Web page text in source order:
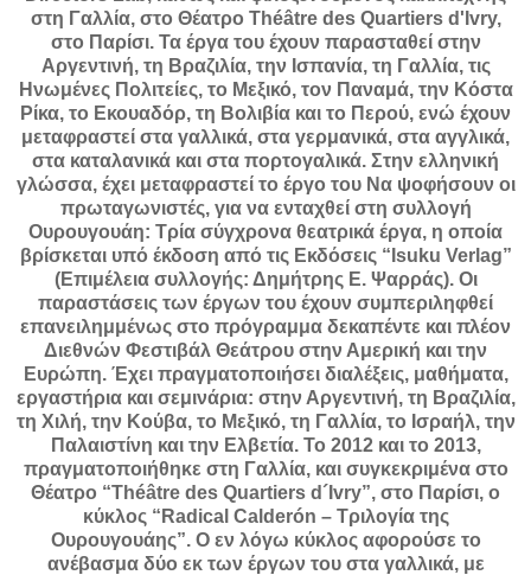
στη Γαλλία, στο Θέατρο Théâtre des Quartiers d'Ivry,
στο Παρίσι. Τα έργα του έχουν παρασταθεί στην
Αργεντινή, τη Βραζιλία, την Ισπανία, τη Γαλλία, τις
Ηνωμένες Πολιτείες, το Μεξικό, τον Παναμά, την Κόστα
Ρίκα, το Εκουαδόρ, τη Βολιβία και το Περού, ενώ έχουν
μεταφραστεί στα γαλλικά, στα γερμανικά, στα αγγλικά,
στα καταλανικά και στα πορτογαλικά. Στην ελληνική
γλώσσα, έχει μεταφραστεί το έργο του Να ψοφήσουν οι
πρωταγωνιστές, για να ενταχθεί στη συλλογή
Ουρουγουάη: Τρία σύγχρονα θεατρικά έργα, η οποία
βρίσκεται υπό έκδοση από τις Εκδόσεις “Isuku Verlag”
(Επιμέλεια συλλογής: Δημήτρης Ε. Ψαρράς). Οι
παραστάσεις των έργων του έχουν συμπεριληφθεί
επανειλημμένως στο πρόγραμμα δεκαπέντε και πλέον
Διεθνών Φεστιβάλ Θεάτρου στην Αμερική και την
Ευρώπη. Έχει πραγματοποιήσει διαλέξεις, μαθήματα,
εργαστήρια και σεμινάρια: στην Αργεντινή, τη Βραζιλία,
τη Χιλή, την Κούβα, το Μεξικό, τη Γαλλία, το Ισραήλ, την
Παλαιστίνη και την Ελβετία. Το 2012 και το 2013,
πραγματοποιήθηκε στη Γαλλία, και συγκεκριμένα στο
Θέατρο “Théâtre des Quartiers d´Ivry”, στο Παρίσι, ο
κύκλος “Radical Calderón – Τριλογία της
Ουρουγουάης”. Ο εν λόγω κύκλος αφορούσε το
ανέβασμα δύο εκ των έργων του στα γαλλικά, με